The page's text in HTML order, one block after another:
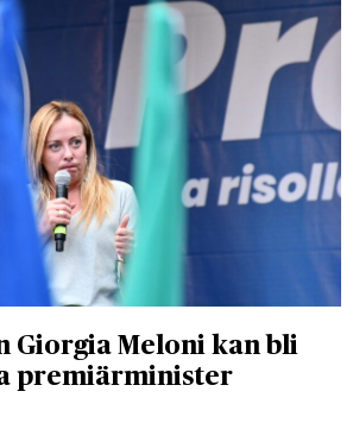
Giorgia Meloni kan bli
premiärminister